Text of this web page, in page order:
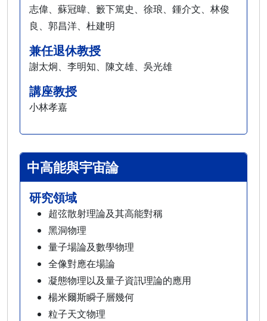
志偉、蘇冠暐、籔下篤史、徐琅、鍾介文、林俊
良、郭昌洋、杜建明
兼任退休教授
謝太炯、李明知、陳文雄、吳光雄
講座教授
小林孝嘉
中高能與宇宙論
研究領域
超弦散射理論及其高能對稱
黑洞物理
量子場論及數學物理
全像對應在場論
凝態物理以及量子資訊理論的應用
楊米爾斯瞬子層幾何
粒子天文物理